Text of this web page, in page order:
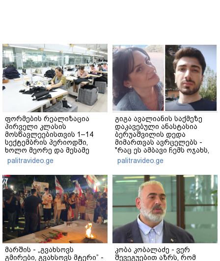
ფორმების რეალიზაცია
პირველი კლასის
მოსწავლეებისთვის 1–14
სექტემბრის პერიოდში,
ხოლო მეორე და მესამე
ეტაპებზე...
palitravideo.ge
გიგა ავალიანის საქმეზე
დაკავებული ანასტასია
ბერუაშვილის დედა
მიმართვას ავრცელებს -
"რაც ეს ამბავი ჩემს ოჯახს,
ჩემს ანასტასიას გადახდა
თავს, მის მერე მე მე არ
ვარ"
palitravideo.ge
მარშის - „გვახსოვს
გმირები, გვახსოვს მტერი” -
კობა კობალაძე - ვერ
შევეგუებით აზრს, რომ